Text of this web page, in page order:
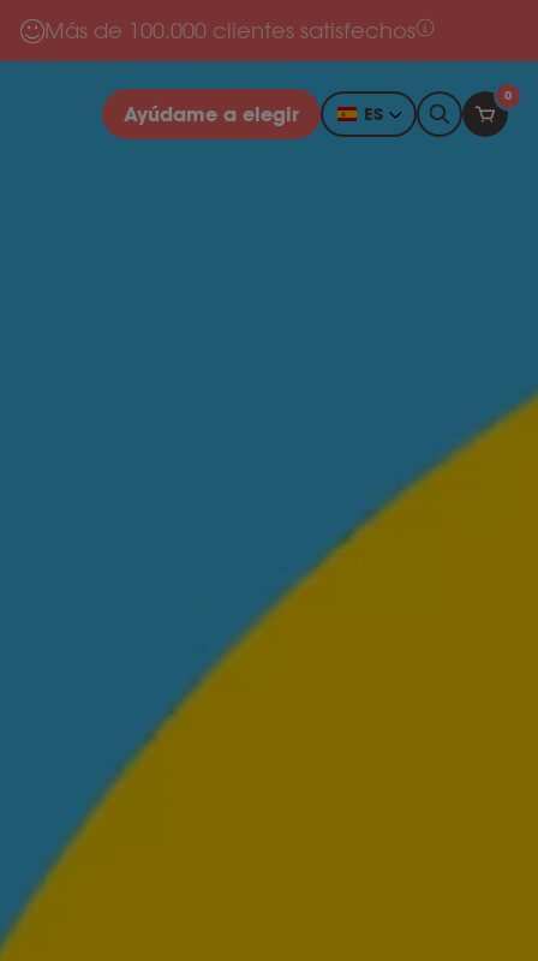
Más de 100.000 clientes satisfechos
Ayúdame a elegir ES
0